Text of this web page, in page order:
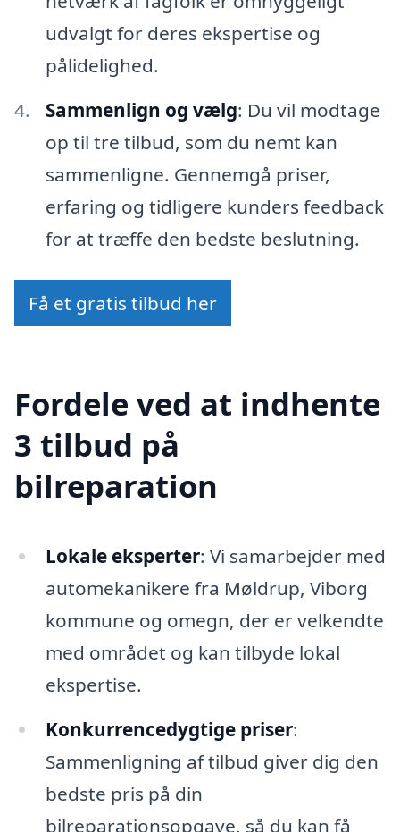
udvalgt for deres ekspertise og
pålidelighed.
Sammenlign og vælg: Du vil modtage
op til tre tilbud, som du nemt kan
sammenligne. Gennemgå priser,
erfaring og tidligere kunders feedback
for at træffe den bedste beslutning.
Få et gratis tilbud her
Fordele ved at indhente
3 tilbud på
bilreparation
Lokale eksperter: Vi samarbejder med
automekanikere fra Møldrup, Viborg
kommune og omegn, der er velkendte
med området og kan tilbyde lokal
ekspertise.
Konkurrencedygtige priser:
Sammenligning af tilbud giver dig den
bedste pris på din
bilreparationsopgave, så du kan få